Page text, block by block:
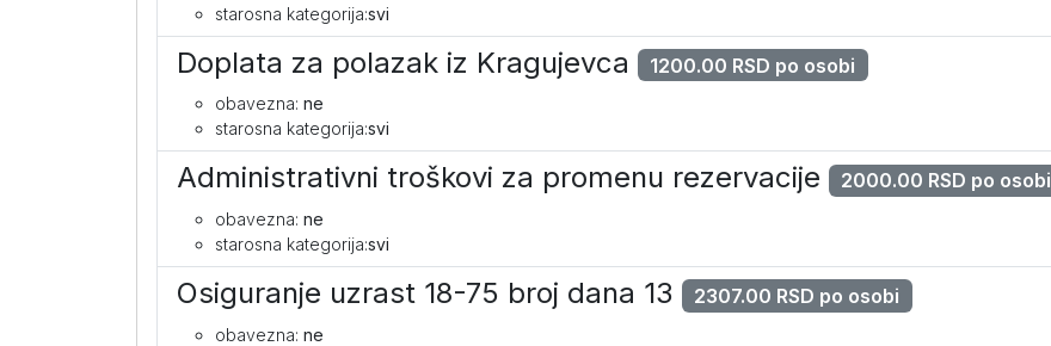
starosna kategorija:svi
Doplata za polazak iz Kragujevca 1200.00 RSD po osobi
obavezna: ne
starosna kategorija:svi
Administrativni troškovi za promenu rezervacije 2000.00 RSD po osobi
obavezna: ne
starosna kategorija:svi
Osiguranje uzrast 18-75 broj dana 13 2307.00 RSD po osobi
obavezna: ne